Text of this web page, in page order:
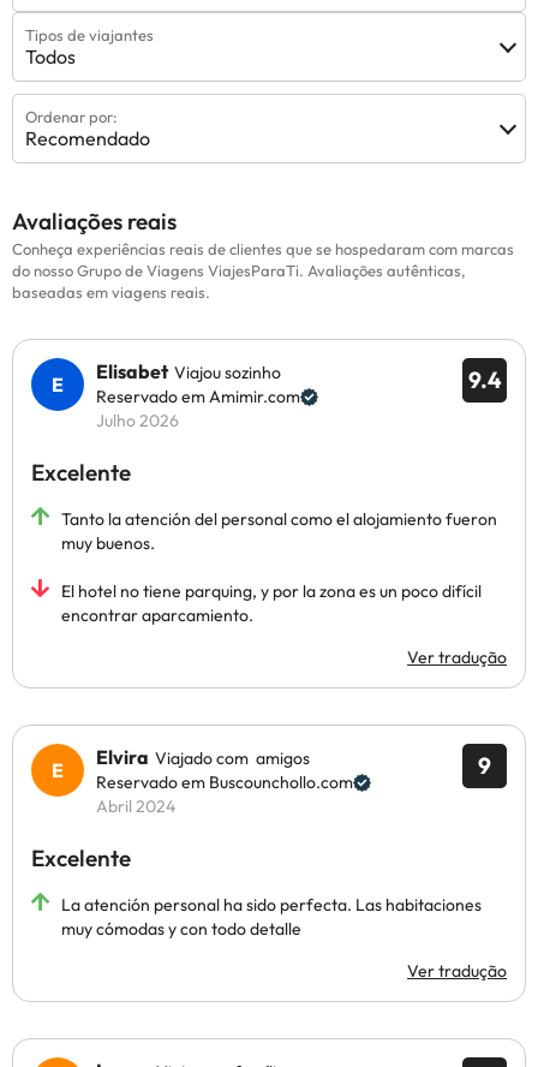
Tipos de viajantes
Todos
Ordenar por:
Recomendado
Avaliações reais
Conheça experiências reais de clientes que se hospedaram com marcas
do nosso Grupo de Viagens ViajesParaTi. Avaliações autênticas,
baseadas em viagens reais.
9.4
Elisabet Viajou sozinho
Reservado em Amimir.com
Julho 2026
Excelente
Tanto la atención del personal como el alojamiento fueron
muy buenos.
El hotel no tiene parquing, y por la zona es un poco difícil
encontrar aparcamiento.
Ver tradução
9
Elvira Viajado com amigos
Reservado em Buscounchollo.com
Abril 2024
Excelente
La atención personal ha sido perfecta. Las habitaciones
muy cómodas y con todo detalle
Ver tradução